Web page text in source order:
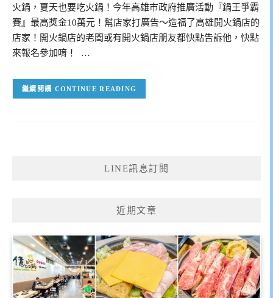
火鍋，夏天也要吃火鍋！今年高雄市政府推廣活動『鍋王爭霸
賽』最高獎金10萬元！幫店家打廣告～造福了高雄開火鍋店的
店家！開火鍋店的老闆或有開火鍋店朋友都快點告訴他，快點
來報名參加唷！ …
CONTINUE READING
LINE訊息訂閱
近期文章